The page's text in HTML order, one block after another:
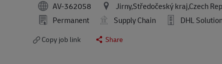
AV-362058 Jirny,Středočeský kraj,Czech
Permanent
Supply Chain DHL
Copy job link Share